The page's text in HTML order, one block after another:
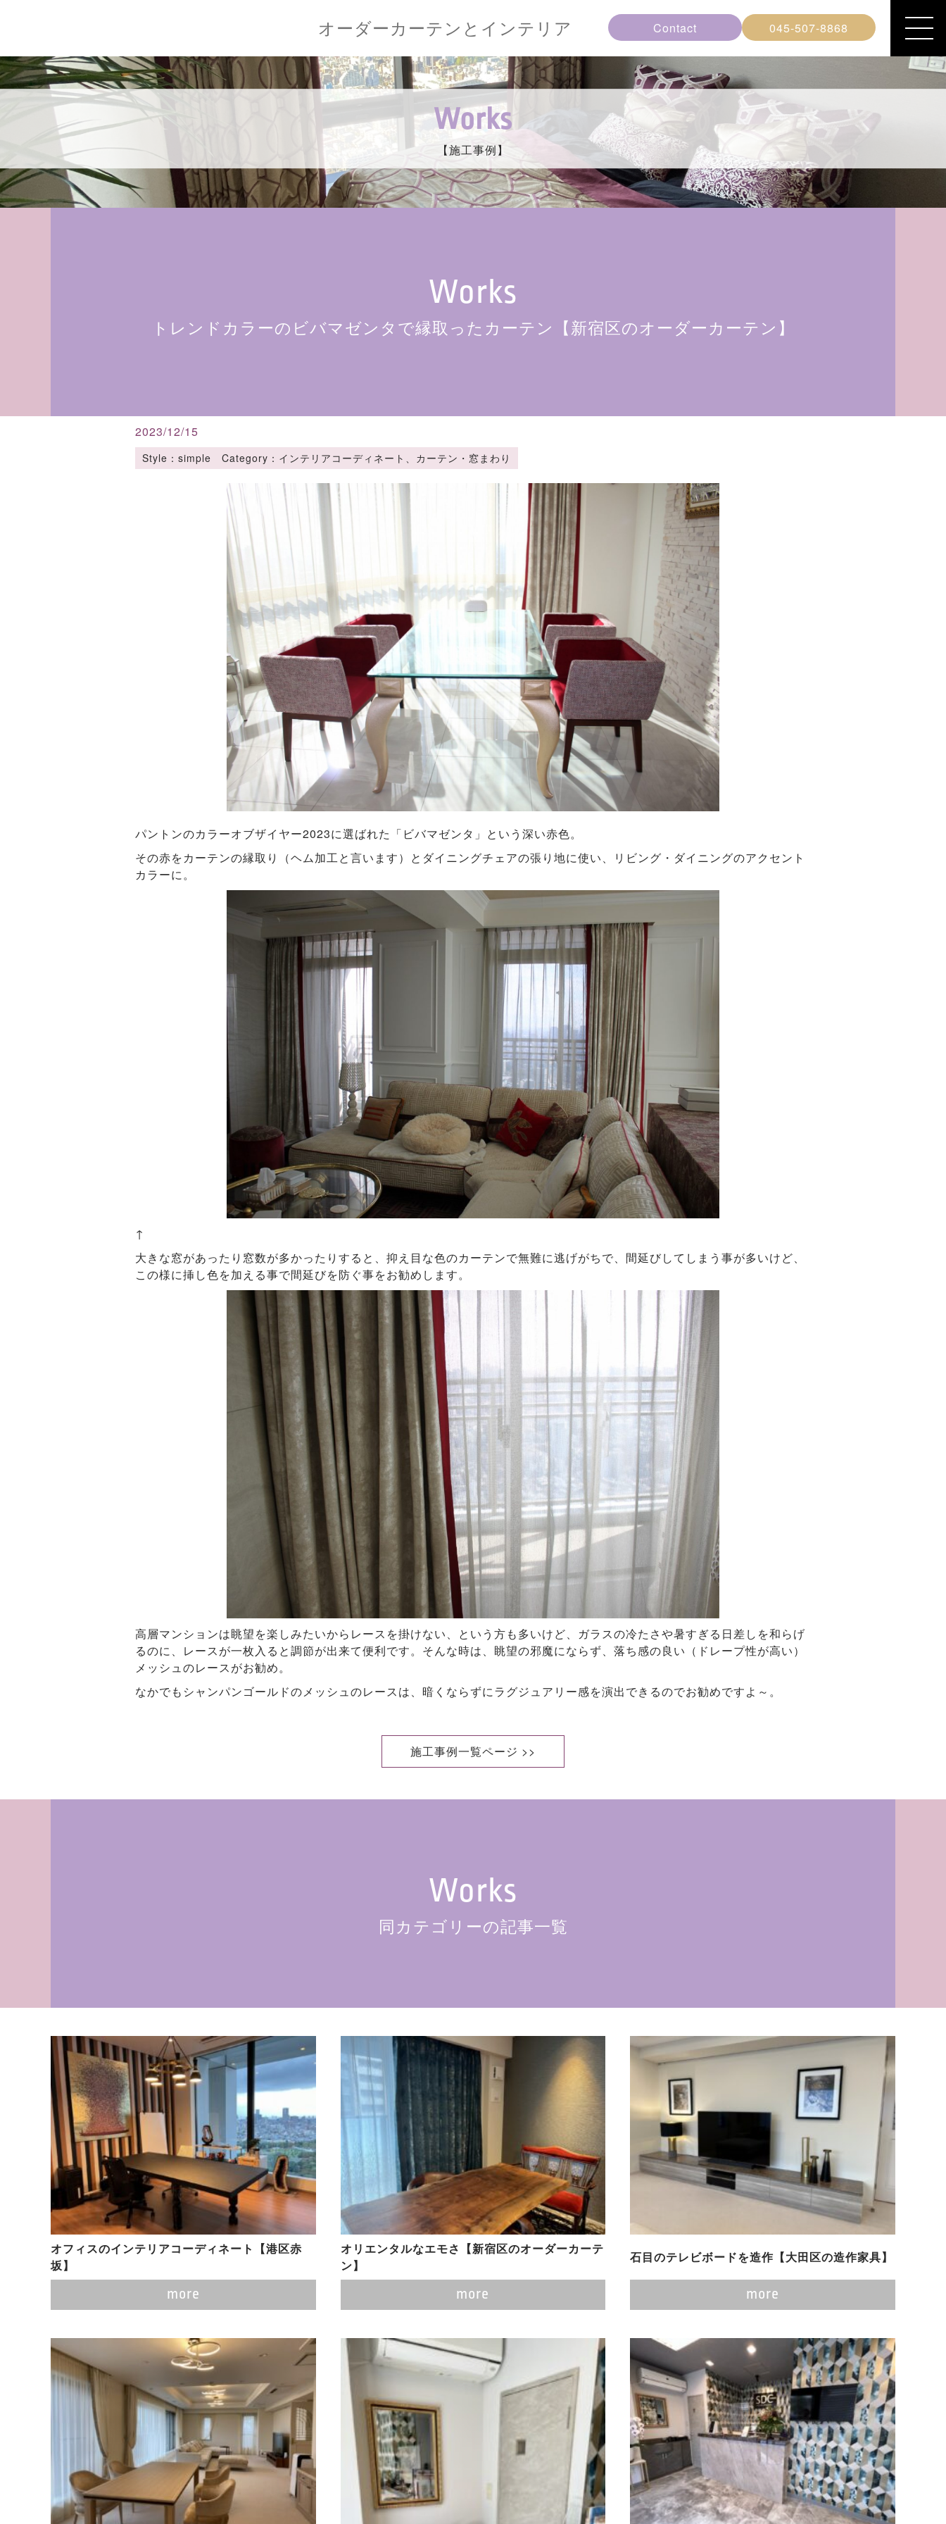
オーダーカーテンとインテリア Contact 045-507-8868
Works
【施工事例】
Works
トレンドカラーのビバマゼンタで縁取ったカーテン【新宿区のオーダーカーテン】
2023/12/15
Style：simple Category：インテリアコーディネート、カーテン・窓まわり
パントンのカラーオブザイヤー2023に選ばれた「ビバマゼンタ」という深い赤色。
その赤をカーテンの縁取り（ヘム加工と言います）とダイニングチェアの張り地に使い、リビング・ダイニングのアクセント
カラーに。
↑
大きな窓があったり窓数が多かったりすると、抑え目な色のカーテンで無難に逃げがちで、間延びしてしまう事が多いけど、
この様に挿し色を加える事で間延びを防ぐ事をお勧めします。
高層マンションは眺望を楽しみたいからレースを掛けない、という方も多いけど、ガラスの冷たさや暑すぎる日差しを和らげ
るのに、レースが一枚入ると調節が出来て便利です。そんな時は、眺望の邪魔にならず、落ち感の良い（ドレープ性が高い）
メッシュのレースがお勧め。
なかでもシャンパンゴールドのメッシュのレースは、暗くならずにラグジュアリー感を演出できるのでお勧めですよ～。
施工事例一覧ページ >>
Works
同カテゴリーの記事一覧
オフィスのインテリアコーディネート【港区赤
坂】
more
オリエンタルなエモさ【新宿区のオーダーカーテ
ン】
more
石目のテレビボードを造作【大田区の造作家具】
more